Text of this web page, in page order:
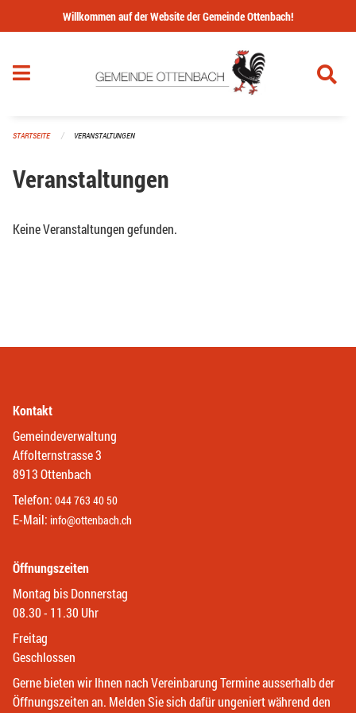
Navigation überspringen
Willkommen auf der Website der Gemeinde Ottenbach!
STARTSEITE VERANSTALTUNGEN
Veranstaltungen
Keine Veranstaltungen gefunden.
Kontakt
Gemeindeverwaltung
Affolternstrasse 3
8913 Ottenbach
Telefon: 044 763 40 50
E-Mail: info@ottenbach.ch
Öffnungszeiten
Montag bis Donnerstag
08.30 - 11.30 Uhr
Freitag
Geschlossen
Gerne bieten wir Ihnen nach Vereinbarung Termine ausserhalb der
Öffnungszeiten an. Melden Sie sich dafür ungeniert während den